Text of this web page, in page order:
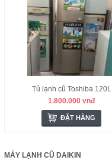
Tủ lạnh cũ Toshiba 120L
1.800.000 vnđ
ĐẶT HÀNG
MÁY LẠNH CŨ DAIKIN